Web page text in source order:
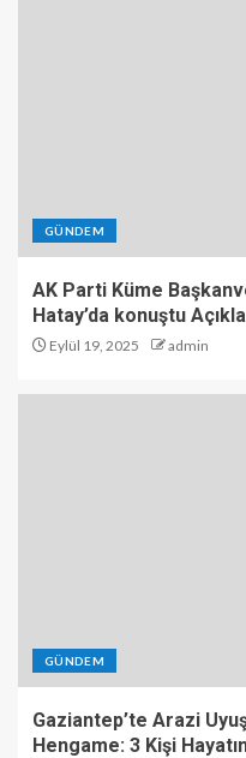
GÜNDEM
AK Parti Küme
Hatay’da konuştu
Eylül 19, 2025 admin
GÜNDEM
Gaziantep’te Arazi
Hengame: 3 Kişi